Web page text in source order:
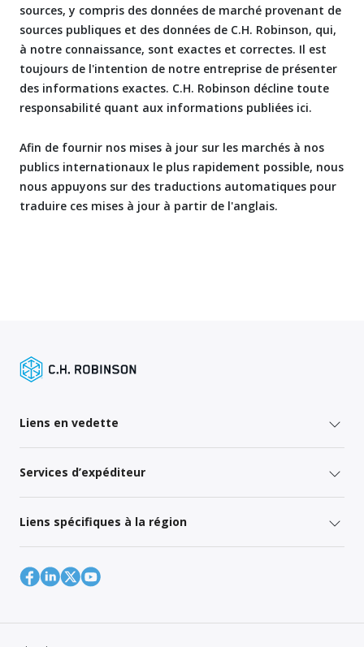
sources, y compris des données de marché provenant de
sources publiques et des données de C.H. Robinson, qui,
à notre connaissance, sont exactes et correctes. Il est
toujours de l'intention de notre entreprise de présenter
des informations exactes. C.H. Robinson décline toute
responsabilité quant aux informations publiées ici.
Afin de fournir nos mises à jour sur les marchés à nos
publics internationaux le plus rapidement possible, nous
nous appuyons sur des traductions automatiques pour
traduire ces mises à jour à partir de l'anglais.
Liens en vedette
Services d’expéditeur
Liens spécifiques à la région